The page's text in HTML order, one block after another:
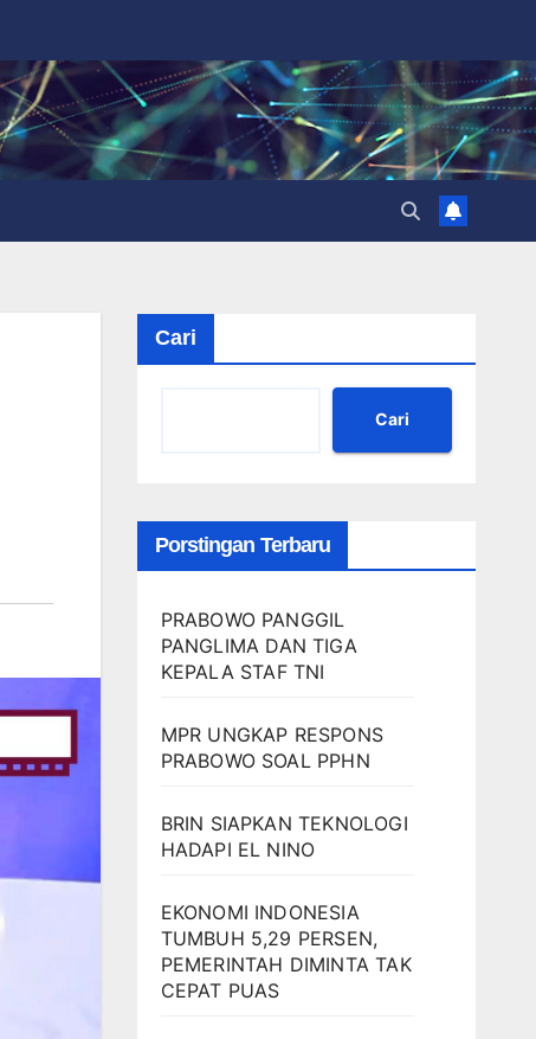
Cari
Cari
Porstingan Terbaru
PRABOWO PANGGIL
PANGLIMA DAN TIGA
KEPALA STAF TNI
MPR UNGKAP RESPONS
PRABOWO SOAL PPHN
BRIN SIAPKAN TEKNOLOGI
HADAPI EL NINO
EKONOMI INDONESIA
TUMBUH 5,29 PERSEN,
PEMERINTAH DIMINTA TAK
CEPAT PUAS